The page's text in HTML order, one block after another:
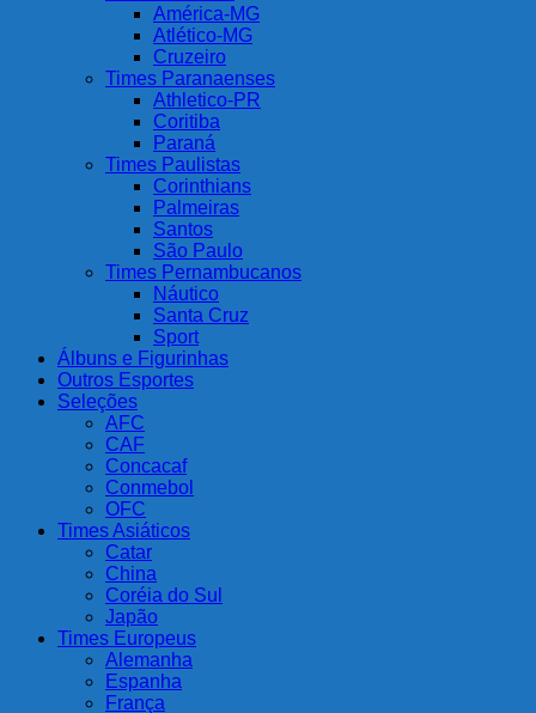
América-MG
Atlético-MG
Cruzeiro
Times Paranaenses
Athletico-PR
Coritiba
Paraná
Times Paulistas
Corinthians
Palmeiras
Santos
São Paulo
Times Pernambucanos
Náutico
Santa Cruz
Sport
Álbuns e Figurinhas
Outros Esportes
Seleções
AFC
CAF
Concacaf
Conmebol
OFC
Times Asiáticos
Catar
China
Coréia do Sul
Japão
Times Europeus
Alemanha
Espanha
França